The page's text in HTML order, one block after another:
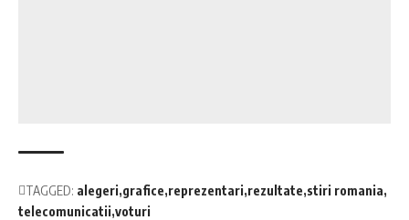
TAGGED: alegeri grafice reprezentari rezultate stiri romania
telecomunicatii voturi